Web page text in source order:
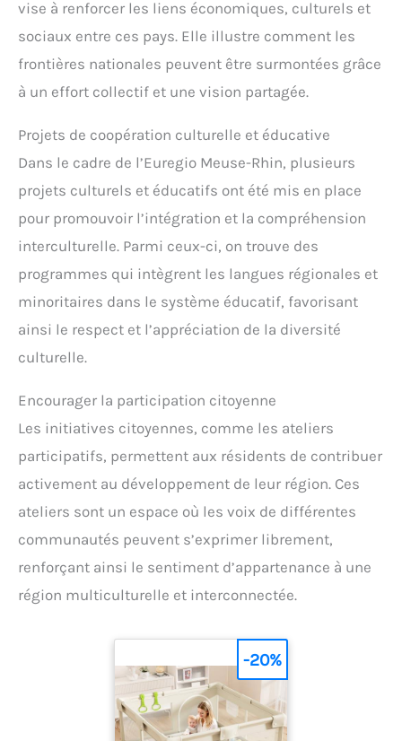
vise à renforcer les liens économiques, culturels et
sociaux entre ces pays. Elle illustre comment les
frontières nationales peuvent être surmontées grâce
à un effort collectif et une vision partagée.
Projets de coopération culturelle et éducative
Dans le cadre de l’Euregio Meuse-Rhin, plusieurs
projets culturels et éducatifs ont été mis en place
pour promouvoir l’intégration et la compréhension
interculturelle. Parmi ceux-ci, on trouve des
programmes qui intègrent les langues régionales et
minoritaires dans le système éducatif, favorisant
ainsi le respect et l’appréciation de la diversité
culturelle.
Encourager la participation citoyenne
Les initiatives citoyennes, comme les ateliers
participatifs, permettent aux résidents de contribuer
activement au développement de leur région. Ces
ateliers sont un espace où les voix de différentes
communautés peuvent s’exprimer librement,
renforçant ainsi le sentiment d’appartenance à une
région multiculturelle et interconnectée.
-20%